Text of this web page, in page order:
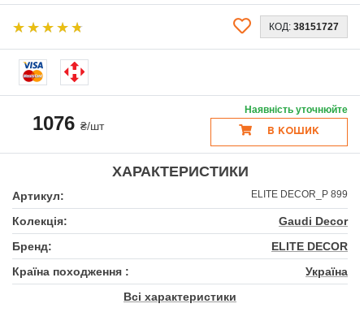
КОД: 38151727
1076 ₴/шт
Наявність уточнюйте
В КОШИК
ХАРАКТЕРИСТИКИ
Артикул: ELITE DECOR_P 899
Колекція:
Gaudi Decor
Бренд:
ELITE DECOR
Країна походження :
Україна
Всі характеристики